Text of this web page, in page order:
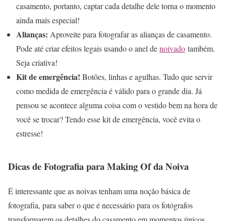
casamento, portanto, captar cada detalhe dele torna o momento
ainda mais especial!
Alianças: Aproveite para fotografar as alianças de casamento.
Pode até criar efeitos legais usando o anel denoivado também.
Seja criativa!
Kit de emergência! Botões, linhas e agulhas. Tudo que servir
como medida de emergência é válido para o grande dia. Já
pensou se acontece alguma coisa com o vestido bem na hora de
você se trocar? Tendo esse kit de emergência, você evita o
estresse!
Dicas de Fotografia para Making Of da Noiva
É interessante que as noivas tenham uma noção básica de
fotografia, para saber o que é necessário para os fotógrafos